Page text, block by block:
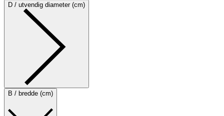
D / utvendig diameter (cm)
B / bredde (cm)